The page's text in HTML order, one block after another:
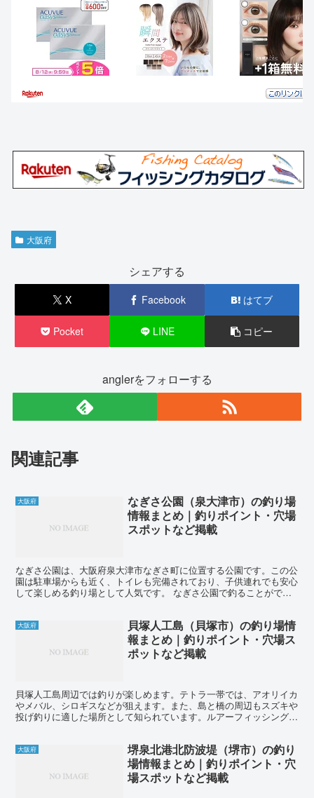
大阪府
シェアする
X Facebook はてブ
Pocket LINE コピー
anglerをフォローする
関連記事
大阪府
なぎさ公園（泉大津市）の釣り場
情報まとめ｜釣りポイント・穴場
スポットなど掲載
なぎさ公園は、大阪府泉大津市なぎさ町に位置する公園です。この公
園は駐車場からも近く、トイレも完備されており、子供連れでも安心
して楽しめる釣り場として人気です。 なぎさ公園で釣ることができ
大阪府
貝塚人工島（貝塚市）の釣り場情
報まとめ｜釣りポイント・穴場ス
ポットなど掲載
貝塚人工島周辺では釣りが楽しめます。テトラ一帯では、アオリイカ
やメバル、シロギスなどが狙えます。また、島と橋の周辺もスズキや
投げ釣りに適した場所として知られています。ルアーフィッシングの
大阪府
堺泉北港北防波堤（堺市）の釣り
場情報まとめ｜釣りポイント・穴
場スポットなど掲載